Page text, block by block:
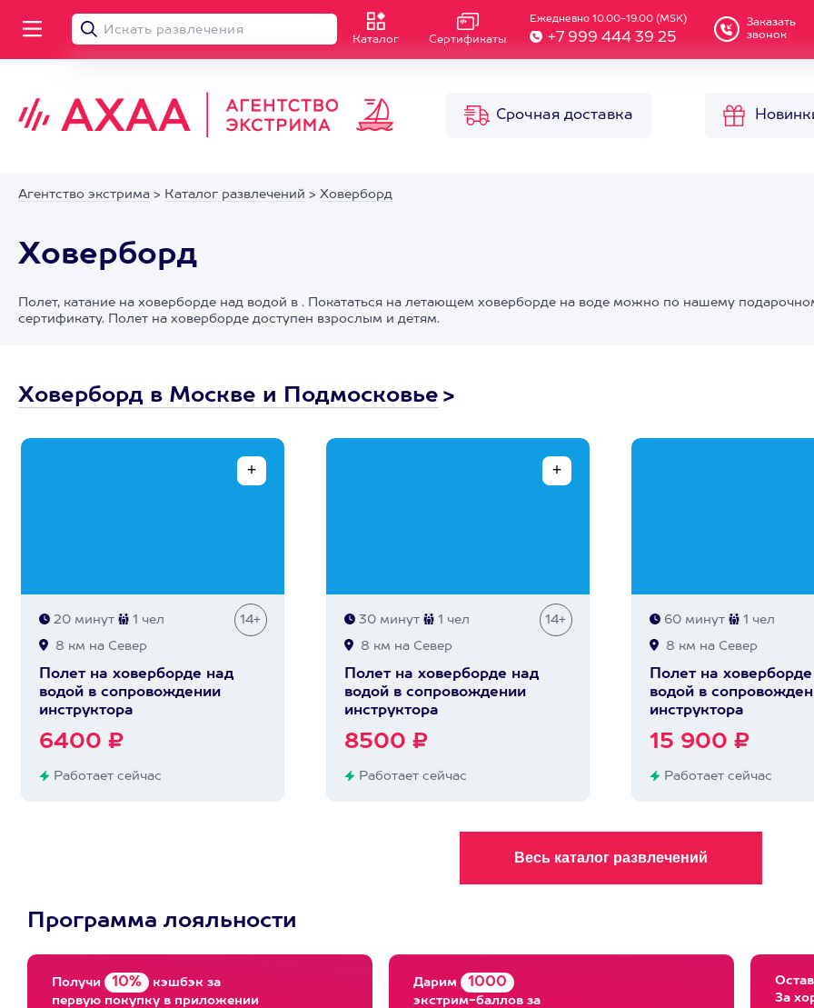
Каталог Сертификаты
Ежедневно 10.00-19.00 (MSK)
+7 999 444 39 25
Заказать
звонок
Срочная доставка
Агентство экстрима > Каталог развлечений > Ховерборд
Ховерборд
Полет, катание на ховерборде над водой в . Покататься на летающем ховерборде на воде можно по нашему
сертификату. Полет на ховерборде доступен взрослым и детям.
Ховерборд в Москве и Подмосковье >
20 минут 1 чел 14+
8 км на Север
Полет на ховерборде над
водой в сопровождении
инструктора
6400 ₽
Работает сейчас
30 минут 1 чел 14+
8 км на Север
Полет на ховерборде над
водой в сопровождении
инструктора
8500 ₽
Работает сейчас
60 минут 1 чел
8 км на Север
Полет на
водой в
инструктора
15 900 ₽
Работает сейчас
Программа лояльности
Получи 10% кэшбэк за
первую покупку в приложении
Дарим 1000
экстрим-баллов за
За